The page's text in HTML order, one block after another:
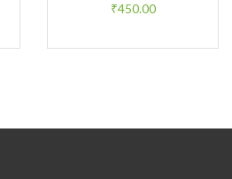
₹450.00